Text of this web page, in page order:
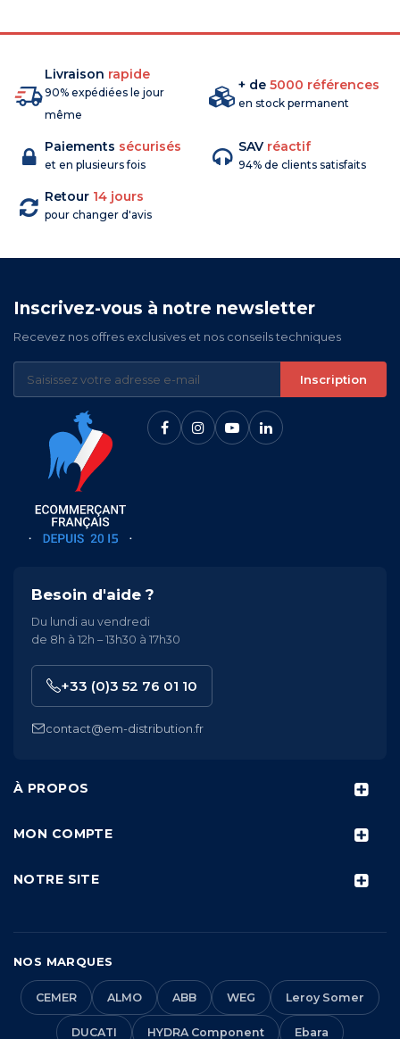
Livraison rapide
90% expédiées le jour
même
+ de 5000 références
en stock permanent
Paiements sécurisés
et en plusieurs fois
SAV réactif
94% de clients satisfaits
Retour 14 jours
pour changer d'avis
Inscrivez-vous à notre newsletter
Recevez nos offres exclusives et nos conseils techniques
Inscription
À PROPOS
MON COMPTE
NOTRE SITE
Besoin d'aide ?
Du lundi au vendredi
de 8h à 12h – 13h30 à 17h30
+33 (0)3 52 76 01 10
contact@em-distribution.fr
NOS MARQUES
CEMER ALMO ABB WEG Leroy Somer
DUCATI HYDRA Component Ebara